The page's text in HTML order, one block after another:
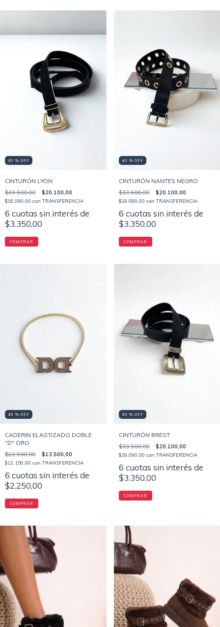
40 % OFF
CINTURÓN LYON
$33.500,00 $20.100,00
$18.090,00 con TRANSFERENCIA
6 cuotas sin interés de
$3.350,00
COMPRAR
40 % OFF
CINTURÓN NANTES NEGRO
$33.500,00 $20.100,00
$18.090,00 con TRANSFERENCIA
6 cuotas sin interés de
$3.350,00
COMPRAR
40 % OFF
CADERIN ELASTIZADO DOBLE
"D" ORO
$22.500,00 $13.500,00
$12.150,00 con TRANSFERENCIA
6 cuotas sin interés de
$2.250,00
COMPRAR
40 % OFF
CINTURÓN BREST
$33.500,00 $20.100,00
$18.090,00 con TRANSFERENCIA
6 cuotas sin interés de
$3.350,00
COMPRAR